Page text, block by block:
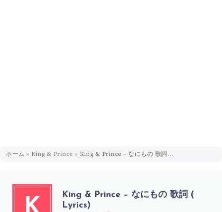
ホーム » King & Prince » King & Prince – なにもの 歌詞 ( Lyrics)
K
King & Prince – なにもの 歌詞 (
Lyrics)